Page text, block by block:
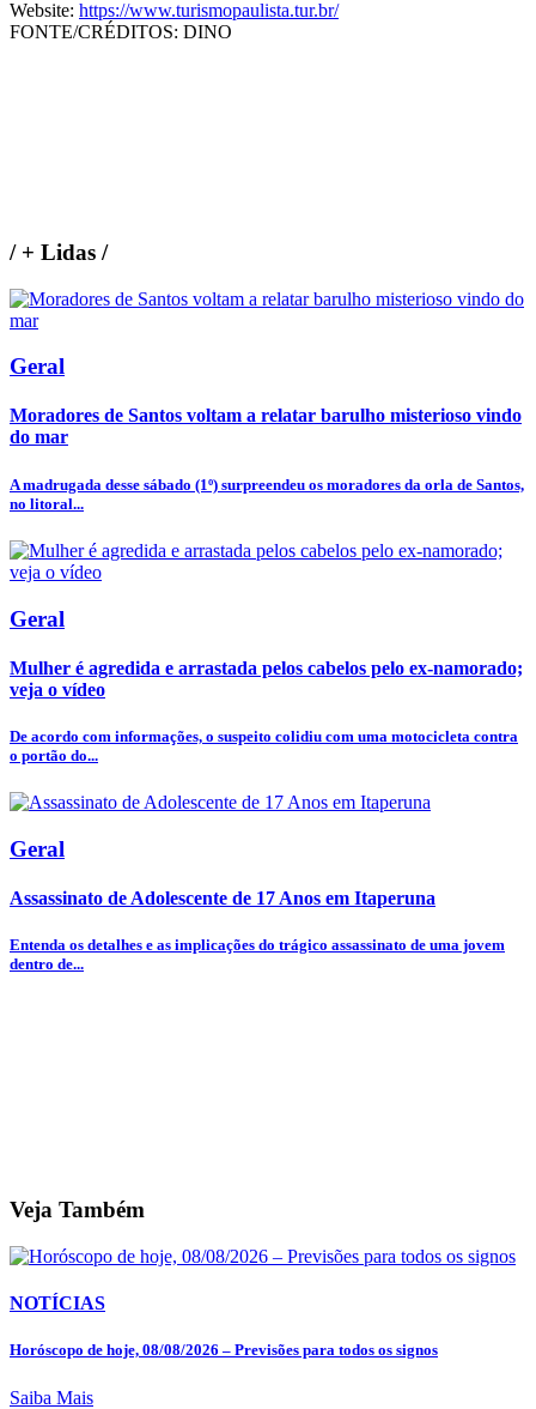
Website: https://www.turismopaulista.tur.br/
FONTE/CRÉDITOS: DINO
/+ Lidas /
Geral
Moradores de Santos voltam a relatar barulho misterioso vindo
do mar
A madrugada desse sábado (1º) surpreendeu os moradores da orla de Santos,
no litoral...
Geral
Mulher é agredida e arrastada pelos cabelos pelo ex-namorado;
veja o vídeo
De acordo com informações, o suspeito colidiu com uma motocicleta contra
o portão do...
Geral
Assassinato de Adolescente de 17 Anos em Itaperuna
Entenda os detalhes e as implicações do trágico assassinato de uma jovem
dentro de...
Veja Também
NOTÍCIAS
Horóscopo de hoje, 08/08/2026 – Previsões para todos os signos
Saiba Mais